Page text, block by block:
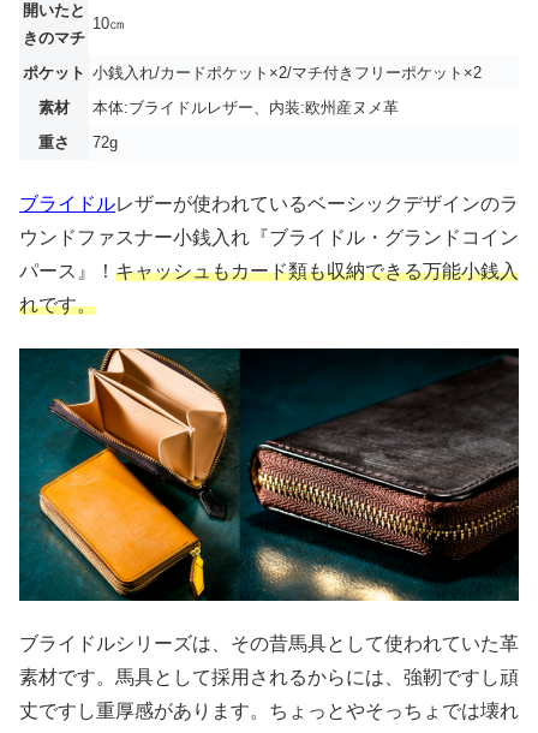
開いたと
きのマチ
10㎝
ポケット 小銭入れ/カードポケット×2/マチ付きフリーポケット×2
素材
本体:ブライドルレザー、内装:欧州産ヌメ革
重さ
72g
ブライドルレザーが使われているベーシックデザインのラ
ウンドファスナー小銭入れ『ブライドル・グランドコイン
パース』！ キャッシュもカード類も収納できる万能小銭入
れです。
ブライドルシリーズは、その昔馬具として使われていた革
素材です。馬具として採用されるからには、強靭ですし頑
丈ですし重厚感があります。ちょっとやそっちょでは壊れ